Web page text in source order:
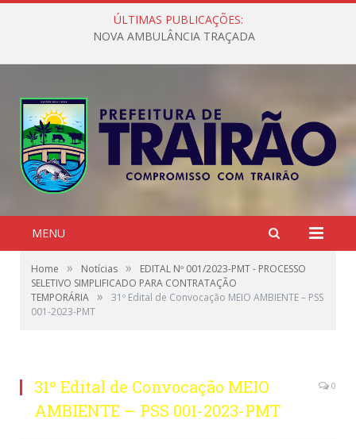
ÚLTIMAS PUBLICAÇÕES:
NOVA AMBULÂNCIA TRAÇADA
MENU
Home » Notícias »
EDITAL Nº 001/2023-PMT - PROCESSO
SELETIVO SIMPLIFICADO PARA CONTRATAÇÃO
TEMPORÁRIA »
31º Edital de Convocação MEIO AMBIENTE – PSS
001-2023-PMT
31º Edital de Convocação MEIO
AMBIENTE – PSS 001-2023-PMT
0